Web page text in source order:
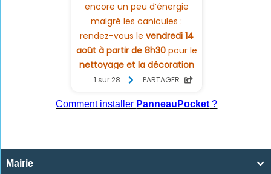
Comment installer PanneauPocket ?

Mairie